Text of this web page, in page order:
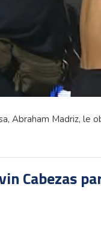
Abraham Madriz, le
Cabezas